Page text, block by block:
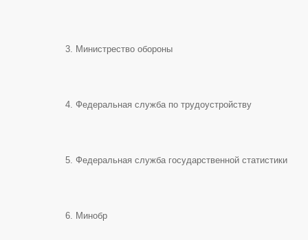
3. Министрество обороны
4. Федеральная служба по трудоустройству
5. Федеральная служба государственной статистики
6. Минобр